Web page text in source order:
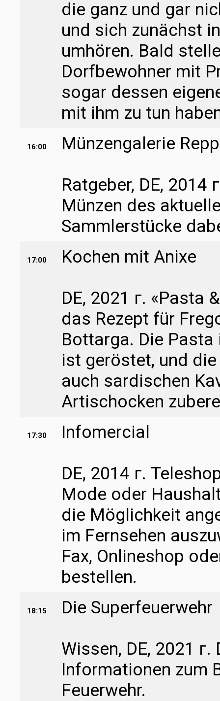
die ganz und gar
und sich zunächst
umhören. Bald
Dorfbewohner mit
sogar dessen
mit ihm zu tun
16:00
Münzengalerie
Ratgeber, DE, 2014
Münzen des
Sammlerstücke
17:00
Kochen mit Anixe
DE, 2021 г. «Pasta
das Rezept für
Bottarga. Die
ist geröstet, und
auch sardischen
Artischocken
17:30
Infomercial
DE, 2014 г.
Mode oder
die Möglichkeit
im Fernsehen
Fax, Onlineshop
bestellen.
18:15
Die Superfeuerwehr
Wissen, DE, 2021
Informationen zum
Feuerwehr.